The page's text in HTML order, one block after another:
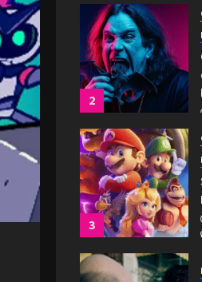
2
3